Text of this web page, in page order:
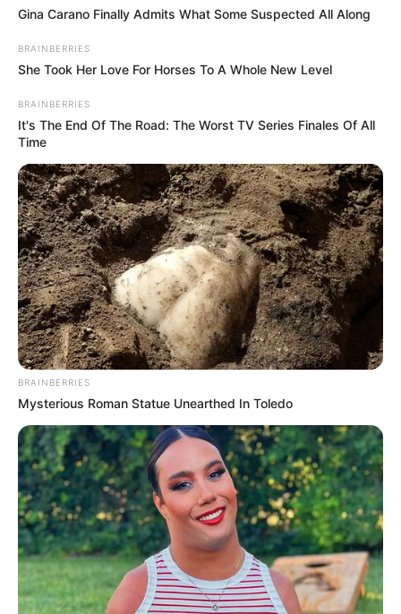
Gina Carano Finally Admits What Some Suspected All Along
BRAINBERRIES
She Took Her Love For Horses To A Whole New Level
BRAINBERRIES
It's The End Of The Road: The Worst TV Series Finales Of All
Time
BRAINBERRIES
Mysterious Roman Statue Unearthed In Toledo